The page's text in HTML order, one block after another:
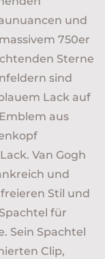
und
750er
Sterne
sind
Lack auf
aus
Van Gogh
und
Stil und
für
Sein Spachtel
Clip,